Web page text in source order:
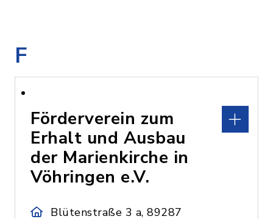
F
Förderverein zum
Erhalt und Ausbau
der Marienkirche in
Vöhringen e.V.
Blütenstraße 3 a, 89287